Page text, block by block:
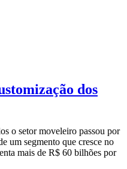
dos
o setor moveleiro passou por
um segmento que cresce no
mais de R$ 60 bilhões por